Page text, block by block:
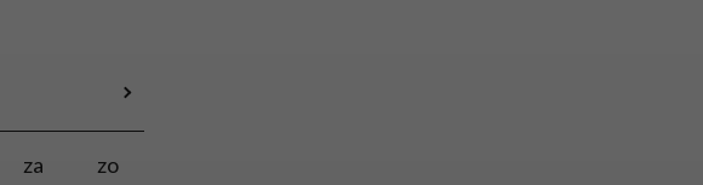
za zo